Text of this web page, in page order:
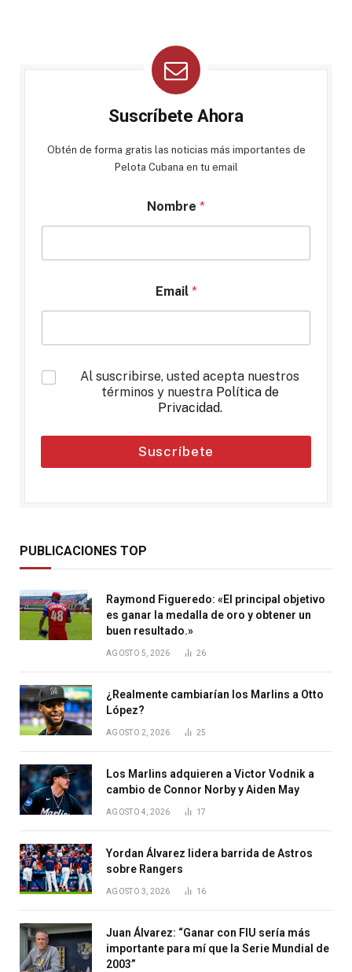
Suscríbete Ahora
Obtén de forma gratis las noticias más importantes de
Pelota Cubana en tu email
Nombre *
Email *
*
Al suscribirse, usted acepta nuestros
términos y nuestra Política de
Privacidad.
Suscríbete
PUBLICACIONES TOP
Raymond Figueredo: «El principal objetivo
es ganar la medalla de oro y obtener un
buen resultado.»
AGOSTO 5, 2026 26
¿Realmente cambiarían los Marlins a Otto
López?
AGOSTO 2, 2026 25
Los Marlins adquieren a Victor Vodnik a
cambio de Connor Norby y Aiden May
AGOSTO 4, 2026 17
Yordan Álvarez lidera barrida de Astros
sobre Rangers
AGOSTO 3, 2026 16
Juan Álvarez: “Ganar con FIU sería más
importante para mí que la Serie Mundial de
2003”